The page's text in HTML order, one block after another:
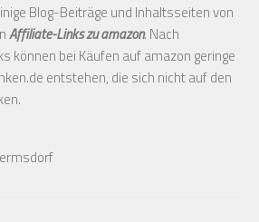
Blog-Beiträge und Inhaltsseiten von
Affiliate-Links zu amazon. Nach
können bei Käufen auf amazon geringe
entstehen, die sich nicht auf den